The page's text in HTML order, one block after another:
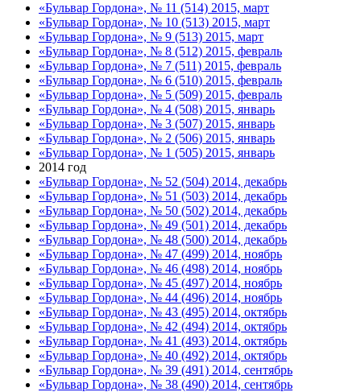
«Бульвар Гордона», № 11 (514) 2015, март
«Бульвар Гордона», № 10 (513) 2015, март
«Бульвар Гордона», № 9 (513) 2015, март
«Бульвар Гордона», № 8 (512) 2015, февраль
«Бульвар Гордона», № 7 (511) 2015, февраль
«Бульвар Гордона», № 6 (510) 2015, февраль
«Бульвар Гордона», № 5 (509) 2015, февраль
«Бульвар Гордона», № 4 (508) 2015, январь
«Бульвар Гордона», № 3 (507) 2015, январь
«Бульвар Гордона», № 2 (506) 2015, январь
«Бульвар Гордона», № 1 (505) 2015, январь
2014 год
«Бульвар Гордона», № 52 (504) 2014, декабрь
«Бульвар Гордона», № 51 (503) 2014, декабрь
«Бульвар Гордона», № 50 (502) 2014, декабрь
«Бульвар Гордона», № 49 (501) 2014, декабрь
«Бульвар Гордона», № 48 (500) 2014, декабрь
«Бульвар Гордона», № 47 (499) 2014, ноябрь
«Бульвар Гордона», № 46 (498) 2014, ноябрь
«Бульвар Гордона», № 45 (497) 2014, ноябрь
«Бульвар Гордона», № 44 (496) 2014, ноябрь
«Бульвар Гордона», № 43 (495) 2014, октябрь
«Бульвар Гордона», № 42 (494) 2014, октябрь
«Бульвар Гордона», № 41 (493) 2014, октябрь
«Бульвар Гордона», № 40 (492) 2014, октябрь
«Бульвар Гордона», № 39 (491) 2014, сентябрь
«Бульвар Гордона», № 38 (490) 2014, сентябрь